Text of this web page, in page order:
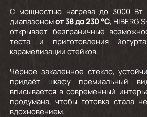
С мощностью нагрева до 3000 Вт
диапазономот 38 до 230 °C, HIBERG
открывает безграничные
теста и приготовления
карамелизации стейков.
Чёрное закалённое стекло,
придаёт шкафу премиальный
вписывается в современный
продумана, чтобы готовка стала
вдохновением.